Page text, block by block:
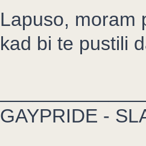
Lapuso, moram
kad bi te pustili
GAYPRIDE -